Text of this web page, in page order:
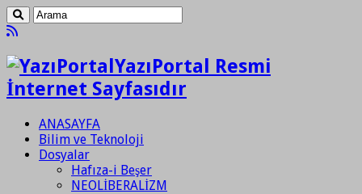
YazıPortal Resmi
İnternet Sayfasıdır
ANASAYFA
Bilim ve Teknoloji
Dosyalar
Hafıza-i Beşer
NEOLİBERALİZM